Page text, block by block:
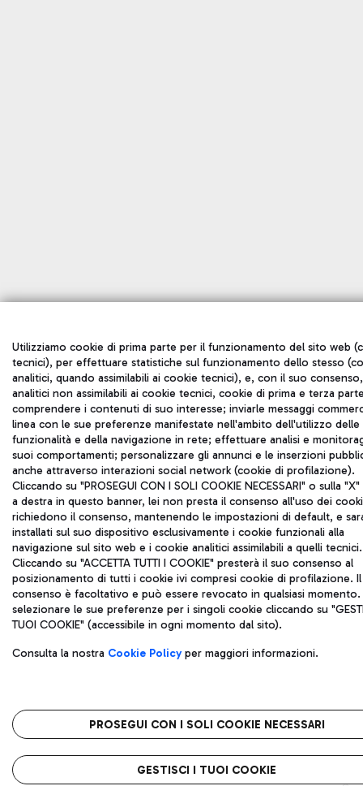
Utilizziamo cookie di prima parte per il funzionamento del sito web
tecnici), per effettuare statistiche sul funzionamento dello stesso
analitici, quando assimilabili ai cookie tecnici), e, con il suo
analitici non assimilabili ai cookie tecnici, cookie di prima e terza
comprendere i contenuti di suo interesse; inviarle messaggi
linea con le sue preferenze manifestate nell'ambito dell'utilizzo delle
funzionalità e della navigazione in rete; effettuare analisi e
suoi comportamenti; personalizzare gli annunci e le inserzioni
anche attraverso interazioni social network (cookie di profilazione).
Cliccando su "PROSEGUI CON I SOLI COOKIE NECESSARI" o sulla
a destra in questo banner, lei non presta il consenso all'uso dei
richiedono il consenso, mantenendo le impostazioni di default, e
installati sul suo dispositivo esclusivamente i cookie funzionali alla
navigazione sul sito web e i cookie analitici assimilabili a quelli tecnici.
Cliccando su "ACCETTA TUTTI I COOKIE" presterà il suo consenso al
posizionamento di tutti i cookie ivi compresi cookie di profilazione. Il
consenso è facoltativo e può essere revocato in qualsiasi
selezionare le sue preferenze per i singoli cookie cliccando su
TUOI COOKIE" (accessibile in ogni momento dal sito).
Consulta la nostra Cookie Policyper maggiori informazioni.
PROSEGUI CON I SOLI COOKIE NECESSARI
GESTISCI I TUOI COOKIE